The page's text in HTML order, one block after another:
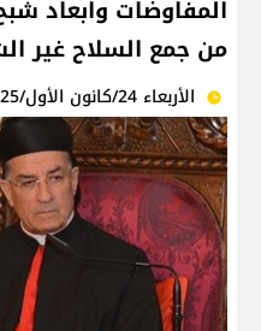
المفاوضات وابعاد
من جمع السلاح غير
الأربعاء 24/كانون الأول/2025 - 10:27 ص